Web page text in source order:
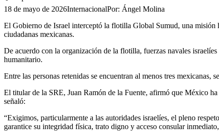
18 de mayo de 2026InternacionalPor: Ángel Molina
El Gobierno de Israel interceptó la flotilla Global Sumud, una misión
ciudadanas mexicanas.
De acuerdo con la organización de la flotilla, fuerzas navales
humanitario.
Entre las personas retenidas se encuentran al menos tres
El titular de la SRE, Juan Ramón de la Fuente, afirmó que México
señaló:
“Exigimos, particularmente a las autoridades israelíes, el pleno
garantice su integridad física, trato digno y acceso consular